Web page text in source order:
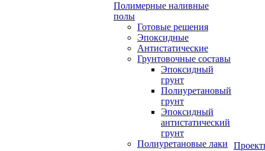
Полимерные наливные
полы
Готовые решения
Эпоксидные
Антистатические
Грунтовочные составы
Эпоксидный
грунт
Полиуретановый
грунт
Эпоксидный
антистатический
грунт
Полиуретановые лаки